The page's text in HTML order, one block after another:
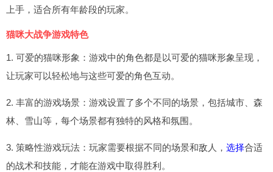
上手，适合所有年龄段的玩家。
猫咪大战争游戏特色
1. 可爱的猫咪形象：游戏中的角色都是以可爱的猫咪形象呈现，
让玩家可以轻松地与这些可爱的角色互动。
2. 丰富的游戏场景：游戏设置了多个不同的场景，包括城市、森
林、雪山等，每个场景都有独特的风格和氛围。
3. 策略性游戏玩法：玩家需要根据不同的场景和敌人， 选择合适
的战术和技能，才能在游戏中取得胜利。